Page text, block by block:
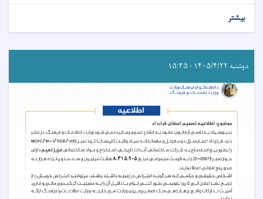
بیشتر
دوشنبه ۱۴۰۵/۴/۲۲ - ۱۵:۳۵